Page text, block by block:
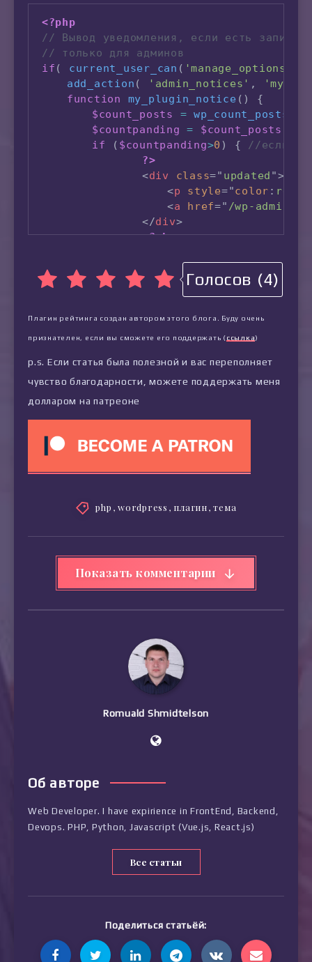
<?php
// Вывод уведомления, если есть записи
// только для админов
if ( current_user_can ( 'manage_options'
add_action ( 'admin_notices' ,
function
my_plugin_notice ( )
{
$count_posts
= wp_count_posts
$countpanding
= $count_posts
if
( $countpanding>0 ) {
//если
?>
<div class=" updated ">
<p style="color : red
<a href=" /wp-admin/
</div>
<?php
}
Голосов (4)
Плагин рейтинга создан автором этого блога. Буду очень
признателен, если вы сможете его поддержать (ссылка)
p.s. Если статья была полезной и вас переполняет
чувство благодарности, можете поддержать меня
долларом на патреоне
php ,wordpress , плагин,тема
Показать комментарии
Romuald Shmidtelson
Об авторе
Web Developer. I have expirience in FrontEnd, Backend,
Devops. PHP, Python, Javascript (Vue.js, React.js)
Все статьи
Поделиться статьёй: